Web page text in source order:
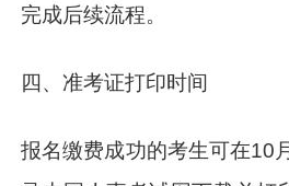
完成后续流程。
四、准考证打印时间
报名缴费成功的考生可在10